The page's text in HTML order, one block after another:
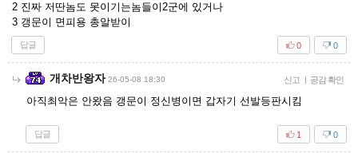
2 진짜 저딴놈도 못이기는놈들이2군에 있거나
3 갱문이 면피용 총알받이
답글 0
0
개차반왕자 26-05-08 18:30 신고 | 공감 확인
아직최악은 안왔음 갱문이 정신병이면 갑자기 선발등판시킴
답글 0
1